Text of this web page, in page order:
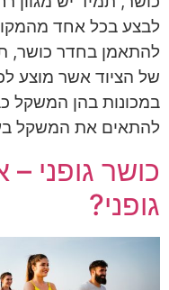
לבצע בכל אחד
להתאמן בחדר כושר,
של הציוד אשר מוצע
במכונות בהן המשקל
להתאים את המשקל
כושר גופני
גופני?